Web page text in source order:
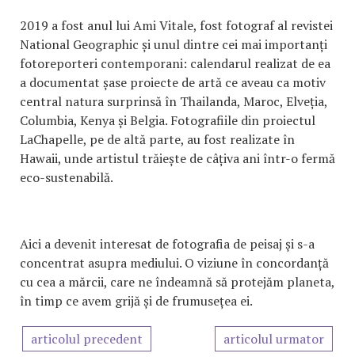
2019 a fost anul lui Ami Vitale, fost fotograf al revistei
National Geographic și unul dintre cei mai importanți
fotoreporteri contemporani: calendarul realizat de ea
a documentat șase proiecte de artă ce aveau ca motiv
central natura surprinsă în Thailanda, Maroc, Elveția,
Columbia, Kenya și Belgia. Fotografiile din proiectul
LaChapelle, pe de altă parte, au fost realizate în
Hawaii, unde artistul trăiește de câțiva ani într-o fermă
eco-sustenabilă.
Aici a devenit interesat de fotografia de peisaj și s-a
concentrat asupra mediului. O viziune în concordanță
cu cea a mărcii, care ne îndeamnă să protejăm planeta,
în timp ce avem grijă și de frumusețea ei.
articolul precedent articolul urmator